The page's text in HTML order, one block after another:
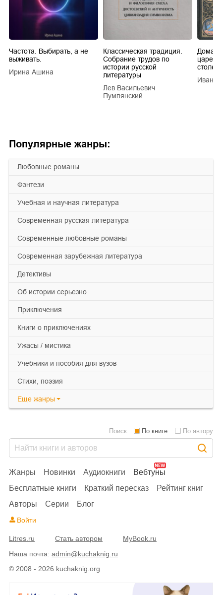
Популярные жанры:
любовные романы
фэнтези
учебная и научная литература
современная русская литература
современные любовные романы
современная зарубежная литература
детективы
об истории серьезно
приключения
книги о приключениях
ужасы / мистика
учебники и пособия для вузов
cтихи, поэзия
Еще жанры
Частота. Выбирать, а не
выживать.
Ирина Ашина
Классическая традиция.
Собрание трудов по
истории русской
литературы
Лев Васильевич
Пумпянский
царей
Иван
© 2008 - 2026 kuchaknig.org
Жанры Новинки Аудиокниги
Вебтуны
Бесплатные книги
Краткий пересказ
Рейтинг книг
Авторы
Серии Блог
Поиск: По книге По автору
Войти
Litres.ru Стать автором
MyBook.ru
Наша почта: admin@kuchaknig.ru